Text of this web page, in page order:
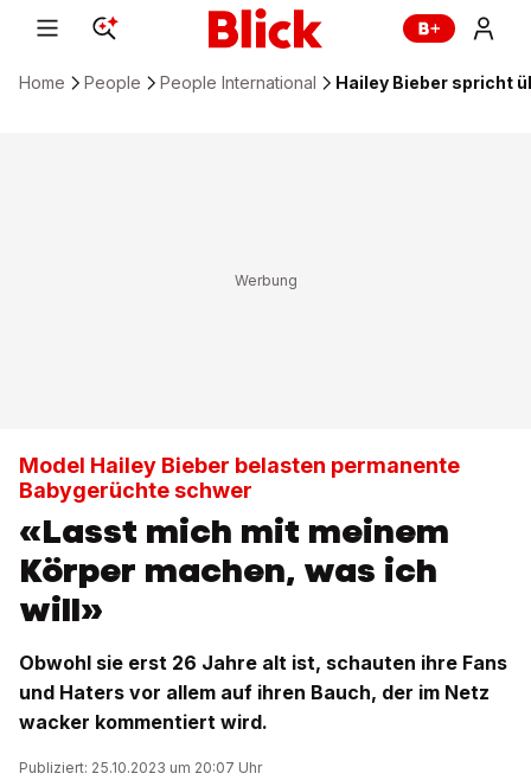
Home People People International Hailey Bieber spricht
Model Hailey Bieber belasten permanente
Babygerüchte schwer
«Lasst mich mit meinem
Körper machen, was ich
will»
Obwohl sie erst 26 Jahre alt ist, schauten ihre Fans
und Haters vor allem auf ihren Bauch, der im Netz
wacker kommentiert wird.
Publiziert: 25.10.2023 um 20:07 Uhr